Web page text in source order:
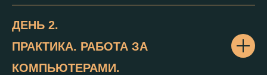
ДЕНЬ 2.
ПРАКТИКА. РАБОТА ЗА
КОМПЬЮТЕРАМИ.